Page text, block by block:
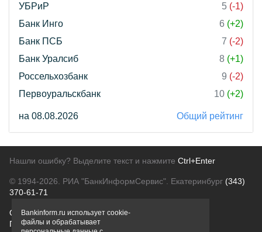
УБРиР
5 (-1)
Банк Инго
6 (+2)
Банк ПСБ
7 (-2)
Банк Уралсиб
8 (+1)
Россельхозбанк
9 (-2)
Первоуральскбанк
10 (+2)
на 08.08.2026 Общий рейтинг
Нашли ошибку? Выделите текст и нажмите Ctrl+Enter
© 1994-2026. РИА "БанкИнформСервис". Екатеринбург (343)
370-61-71
О проектеПолитика конфиденциальности
Правовая информацияДля рекламодателей
Bankinform.ru использует cookie-
файлы и обрабатывает